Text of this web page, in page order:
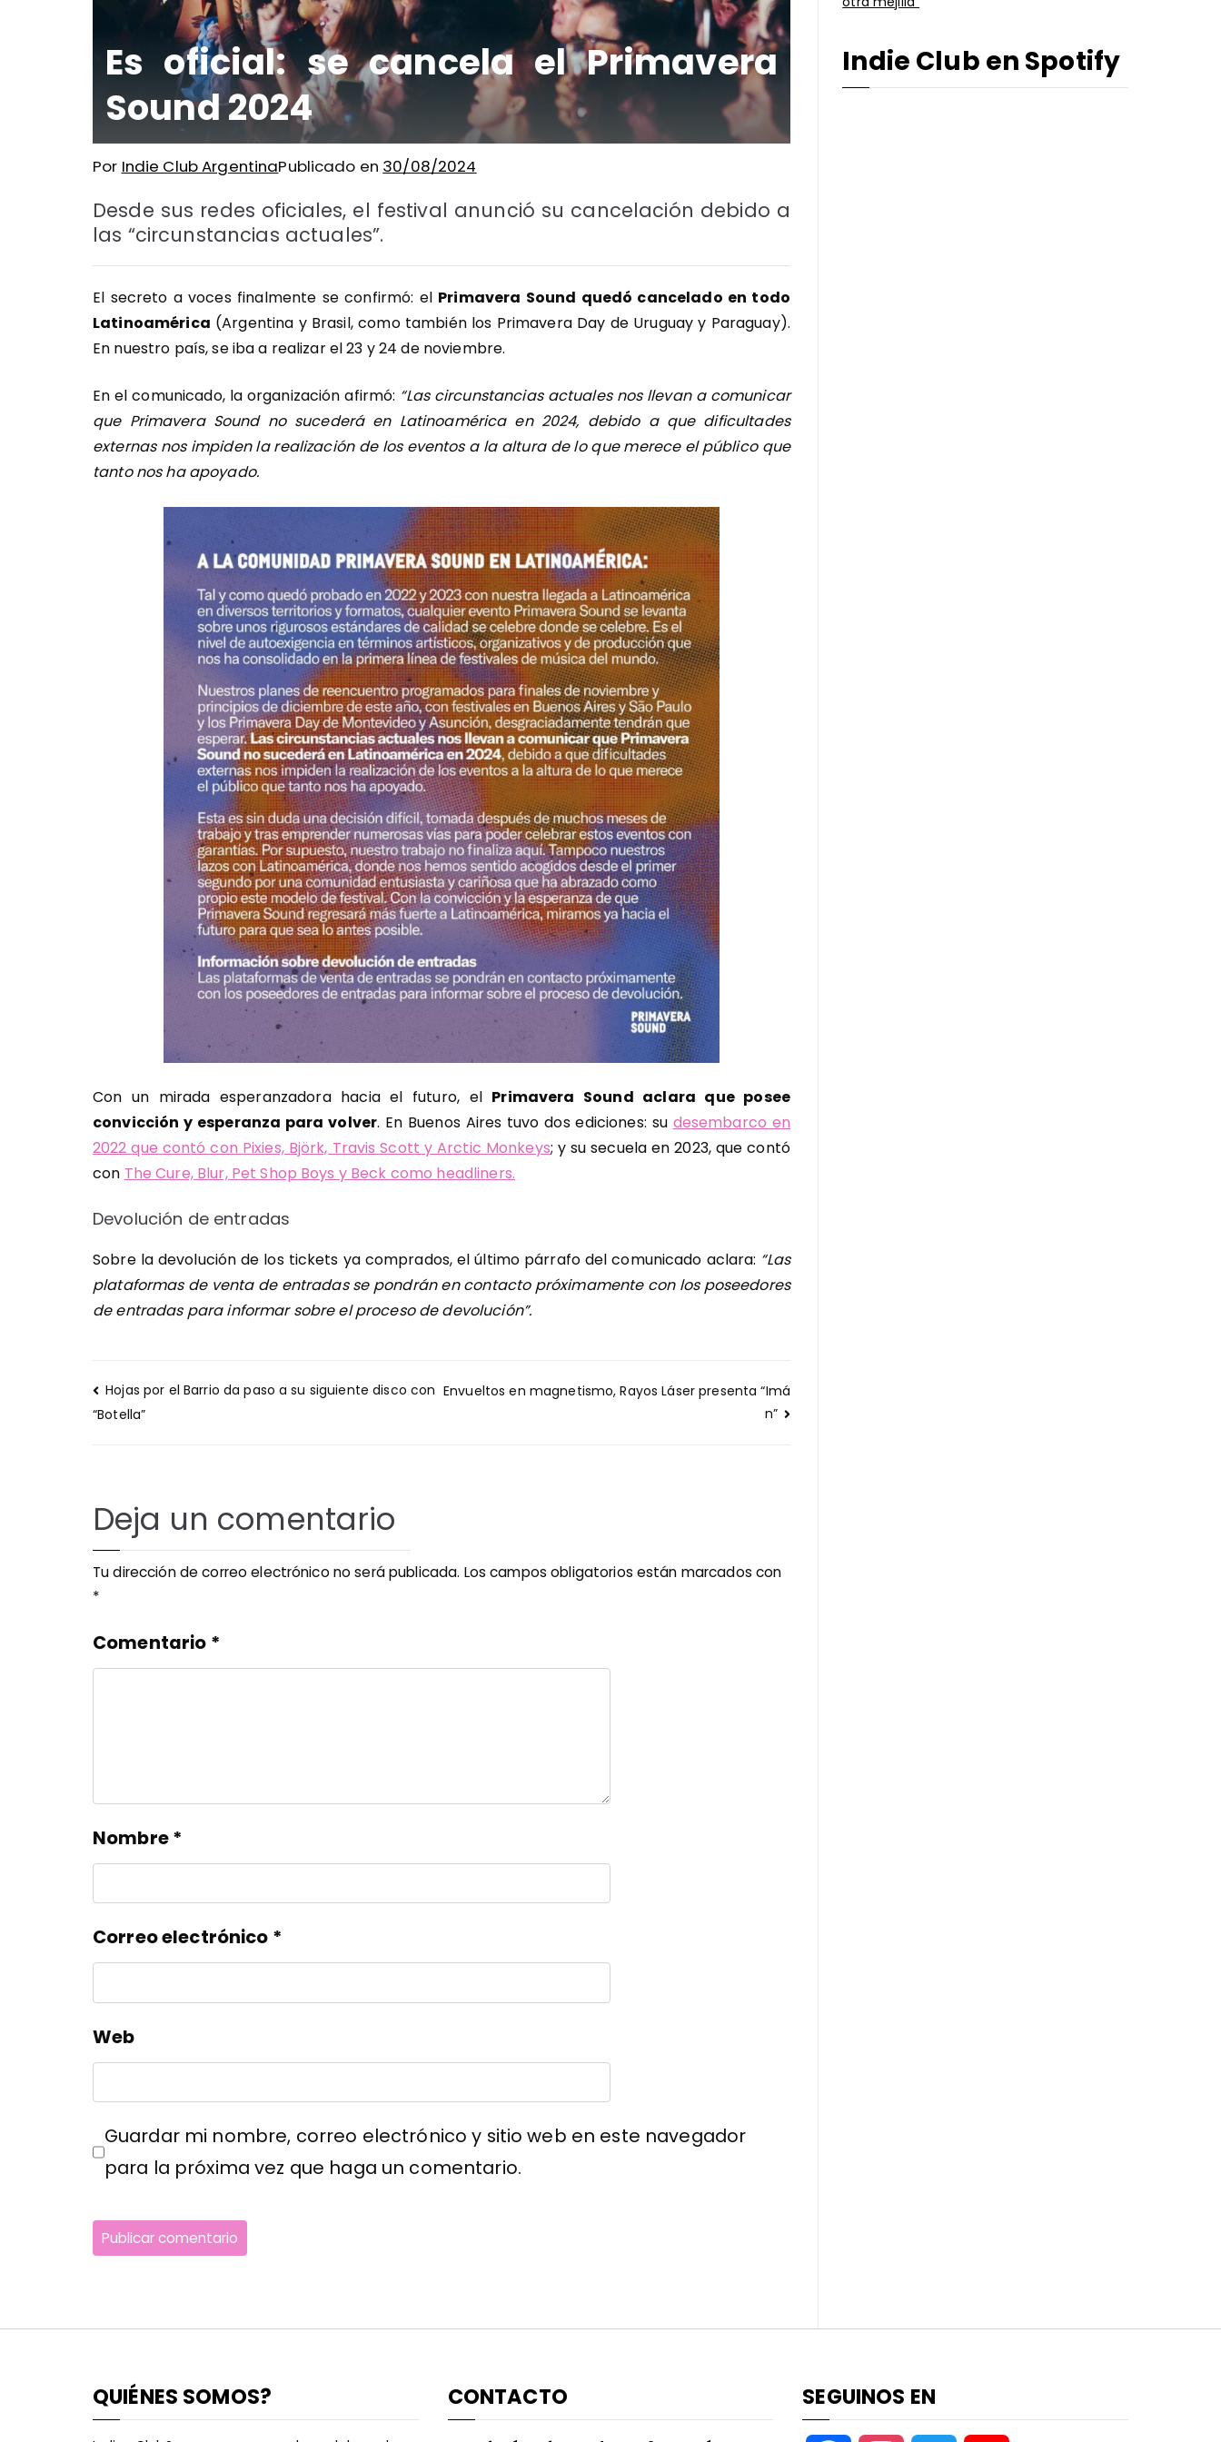
Es oficial: se cancela el Primavera
Sound 2024
Por Indie Club ArgentinaPublicado en 30/08/2024
Desde sus redes oficiales, el festival anunció su cancelación debido a
las “circunstancias actuales”.
El secreto a voces finalmente se confirmó: el Primavera Sound quedó cancelado en todo
Latinoamérica (Argentina y Brasil, como también los Primavera Day de Uruguay y Paraguay).
En nuestro país, se iba a realizar el 23 y 24 de noviembre.
En el comunicado, la organización afirmó: “Las circunstancias actuales nos llevan a comunicar
que Primavera Sound no sucederá en Latinoamérica en 2024, debido a que dificultades
externas nos impiden la realización de los eventos a la altura de lo que merece el público que
tanto nos ha apoyado.
Con un mirada esperanzadora hacia el futuro, el Primavera Sound aclara que posee
convicción y esperanza para volver. En Buenos Aires tuvo dos ediciones: su desembarco en
2022 que contó con Pixies, Björk, Travis Scott y Arctic Monkeys; y su secuela en 2023, que contó
con The Cure, Blur, Pet Shop Boys y Beck como headliners.
Devolución de entradas
Sobre la devolución de los tickets ya comprados, el último párrafo del comunicado aclara: “Las
plataformas de venta de entradas se pondrán en contacto próximamente con los poseedores
de entradas para informar sobre el proceso de devolución”.
Navegación
de
Hojas por el Barrio da paso a su siguiente disco con
“Botella”
Envueltos en magnetismo, Rayos Láser presenta “Imá
n”
Deja un comentario
Tu dirección de correo electrónico no será publicada. Los campos obligatorios están marcados con
*
Comentario *
Nombre*
Correo electrónico *
Web
Guardar mi nombre, correo electrónico y sitio web en este navegador
para la próxima vez que haga un comentario.
Indie Club en Spotify
QUIÉNES SOMOS? CONTACTO SEGUINOS EN